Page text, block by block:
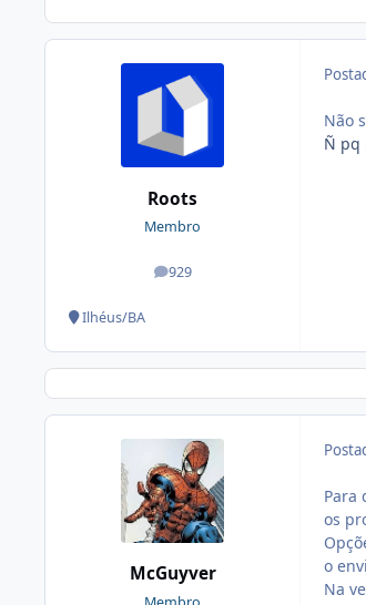
Roots
Membro
929
posts
Ilhéus/BA
Não
Ñ pq
McGuyver
Para
os
o
Na